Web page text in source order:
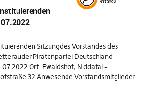
Sitzungdes Vorstandes des
Piratenpartei Deutschland
Ort: Ewaldshof, Niddatal –
32 Anwesende Vorstandsmitglieder: